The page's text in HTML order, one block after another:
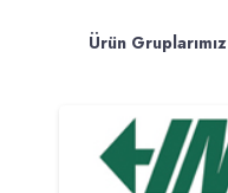
Ürün Gruplarımız